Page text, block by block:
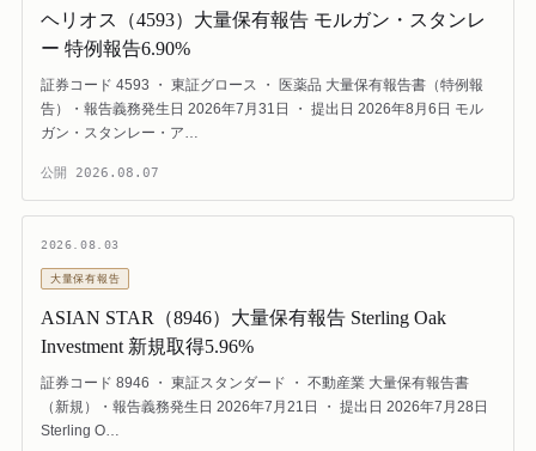
ヘリオス（4593）大量保有報告 モルガン・スタンレ
ー 特例報告6.90%
証券コード 4593 ・ 東証グロース ・ 医薬品 大量保有報告書（特例報
告）・報告義務発生日 2026年7月31日 ・ 提出日 2026年8月6日 モル
ガン・スタンレー・ア…
公開 2026.08.07
2026.08.03
大量保有報告
ASIAN STAR（8946）大量保有報告 Sterling Oak
Investment 新規取得5.96%
証券コード 8946 ・ 東証スタンダード ・ 不動産業 大量保有報告書
（新規）・報告義務発生日 2026年7月21日 ・ 提出日 2026年7月28日
Sterling O…